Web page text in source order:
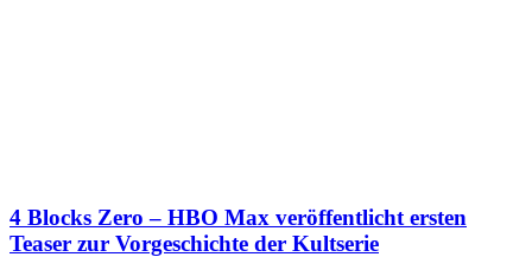
4 Blocks Zero – HBO Max veröffentlicht ersten
Teaser zur Vorgeschichte der Kultserie